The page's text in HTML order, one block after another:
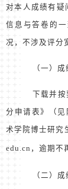
对本人成绩有疑
信息与答卷的
况，不涉及评分
（一）
下载并
分申请表》（见
术学院博士研究
edu.cn ，逾期不
（二）